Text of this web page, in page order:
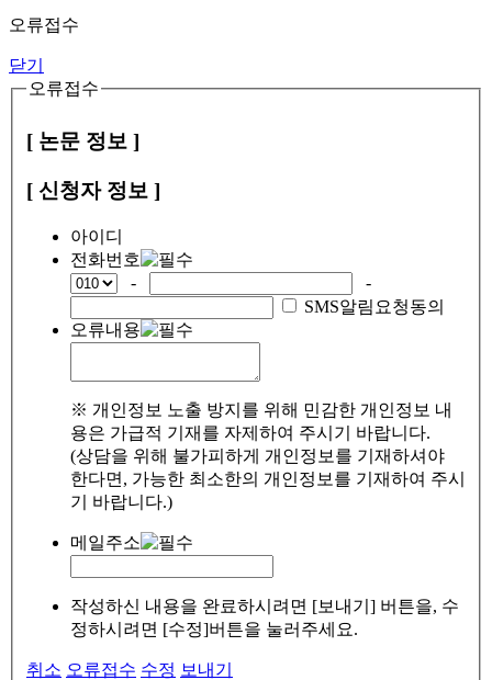
오류접수
닫기
오류접수
[ 논문 정보 ]
[ 신청자 정보 ]
아이디
전화번호
-
-
SMS알림요청동의
오류내용
※ 개인정보 노출 방지를 위해 민감한 개인정보 내
용은 가급적 기재를 자제하여 주시기 바랍니다.
(상담을 위해 불가피하게 개인정보를 기재하셔야
한다면, 가능한 최소한의 개인정보를 기재하여 주시
기 바랍니다.)
메일주소
작성하신 내용을 완료하시려면 [보내기] 버튼을, 수
정하시려면 [수정]버튼을 눌러주세요.
취소 오류접수 수정 보내기